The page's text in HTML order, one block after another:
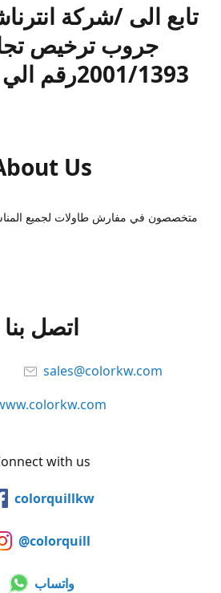
تابع الى /شركة
جروب ترخيص
2001/1393رقم الي 17439546
Us
متخصصون في مفارش طاولات لجميع
اتصل بنا
sales@colorkw.com
with us
colorquillkw
@colorquill
واتساب